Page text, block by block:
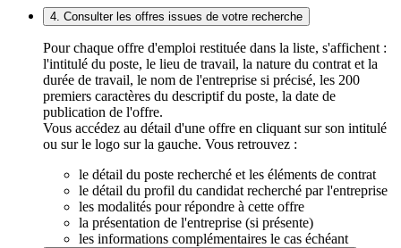
4. Consulter les offres issues de votre recherche
Pour chaque offre d'emploi restituée dans la liste, s'affichent :
l'intitulé du poste, le lieu de travail, la nature du contrat et la
durée de travail, le nom de l'entreprise si précisé, les 200
premiers caractères du descriptif du poste, la date de
publication de l'offre.
Vous accédez au détail d'une offre en cliquant sur son intitulé
ou sur le logo sur la gauche. Vous retrouvez :
le détail du poste recherché et les éléments de contrat
le détail du profil du candidat recherché par l'entreprise
les modalités pour répondre à cette offre
la présentation de l'entreprise (si présente)
les informations complémentaires le cas échéant